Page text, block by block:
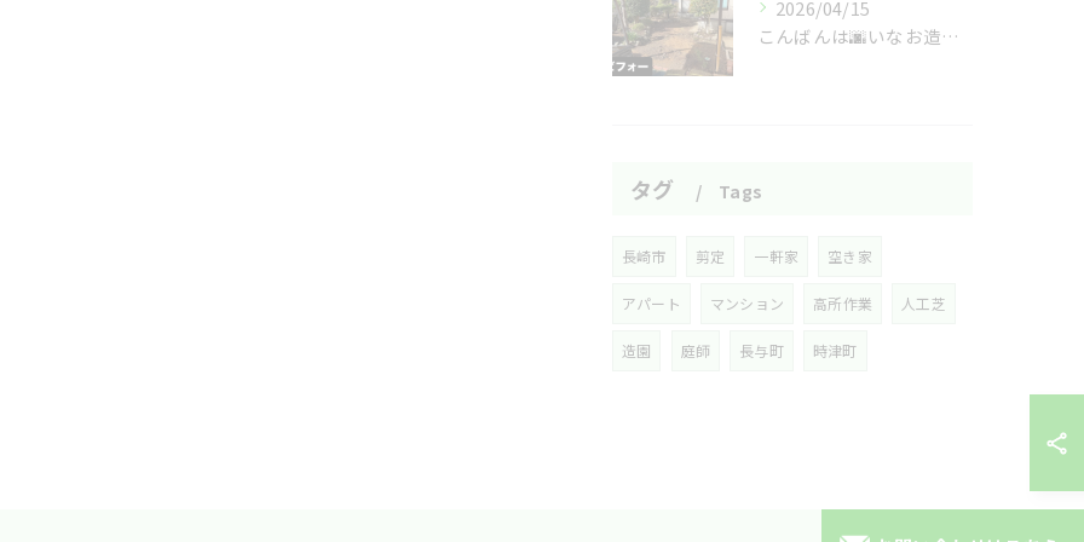
2026/04/15
こんばんは🌆いなお造園です❗️
タグ Tags
長崎市 剪定 一軒家 空き家
アパート マンション 高所作業 人工芝
造園 庭師 長与町 時津町